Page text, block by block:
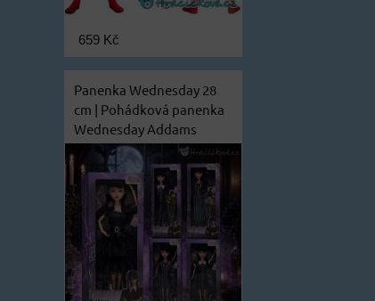
659 Kč
Panenka Wednesday 28
cm | Pohádková panenka
Wednesday Addams